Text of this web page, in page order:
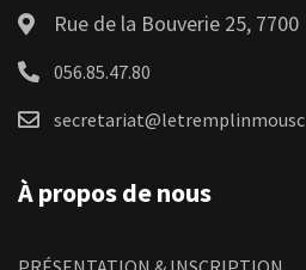
Rue de la Bouverie 25,
056.85.47.80
À propos de nous